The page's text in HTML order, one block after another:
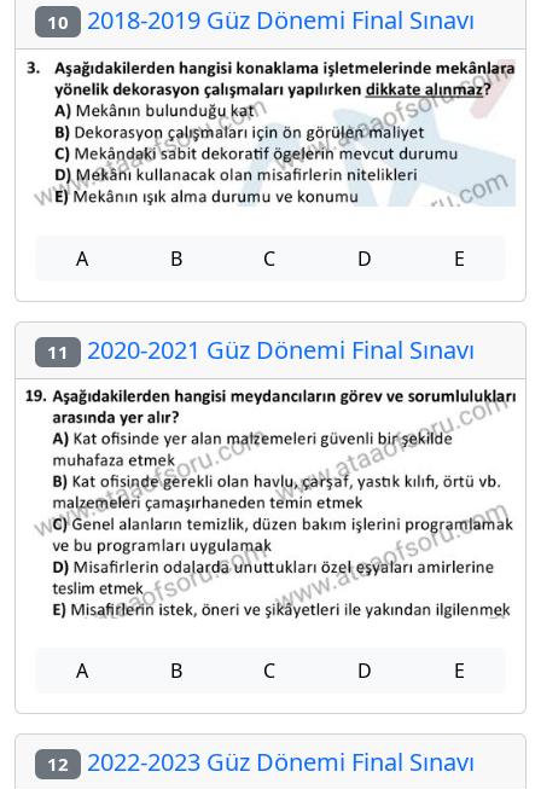
10 2018-2019 Güz Dönemi Final Sınavı
A B C D E
11 2020-2021 Güz Dönemi Final Sınavı
A B C D E
12 2022-2023 Güz Dönemi Final Sınavı